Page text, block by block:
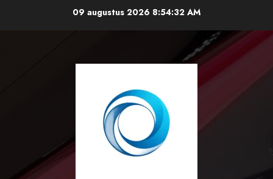
09 augustus 2026 8:54:33 AM